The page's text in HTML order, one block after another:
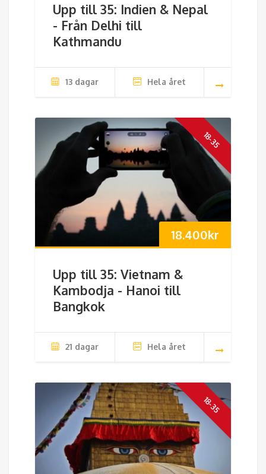
Upp till 35: Indien & Nepal
- Från Delhi till
Kathmandu
13 dagar Hela året
18-35
18.400kr
Upp till 35: Vietnam &
Kambodja - Hanoi till
Bangkok
21 dagar Hela året
18-35